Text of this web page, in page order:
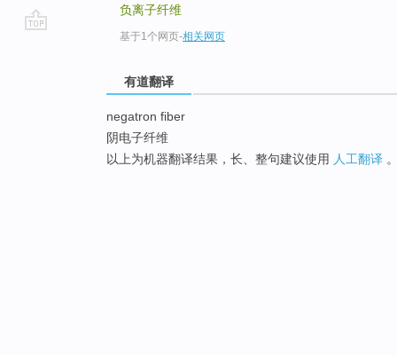
负离子纤维
基于1个网页-相关网页
有道翻译
negatron fiber
阴电子纤维
以上为机器翻译结果，长、整句建议使用 人工翻译